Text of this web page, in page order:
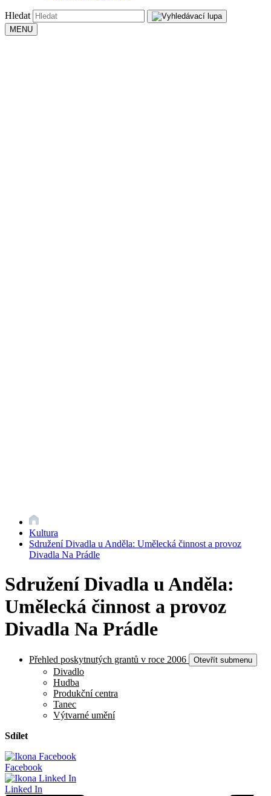
Hledat
MENU
Kultura
Sdružení Divadla u Anděla: Umělecká činnost a provoz
Divadla Na Prádle
Sdružení Divadla u Anděla:
Umělecká činnost a provoz
Divadla Na Prádle
Přehled poskytnutých grantů v roce 2006 Otevřít submenu
Divadlo
Hudba
Produkční centra
Tanec
Výtvarné umění
Sdílet
Facebook
Linked In